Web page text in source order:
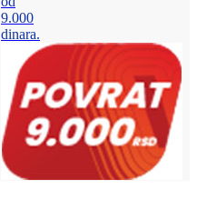
9.000
dinara.